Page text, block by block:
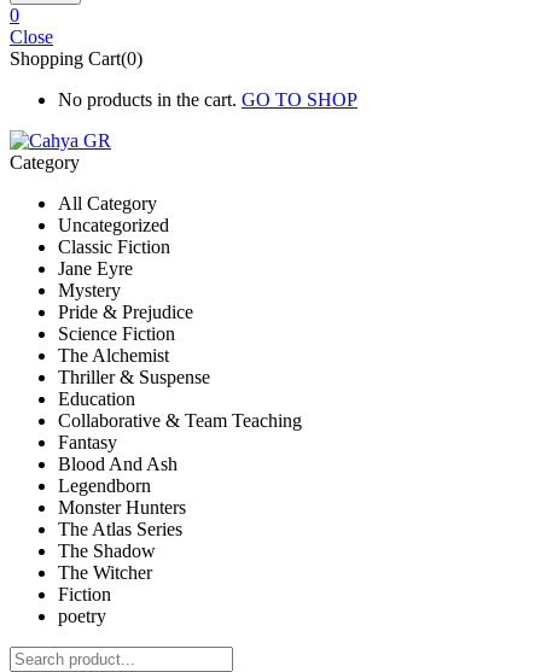
0
Close
Shopping Cart(0)
No products in the cart. GO TO SHOP
Category
All Category
Uncategorized
Classic Fiction
Jane Eyre
Mystery
Pride & Prejudice
Science Fiction
The Alchemist
Thriller & Suspense
Education
Collaborative & Team Teaching
Fantasy
Blood And Ash
Legendborn
Monster Hunters
The Atlas Series
The Shadow
The Witcher
Fiction
poetry